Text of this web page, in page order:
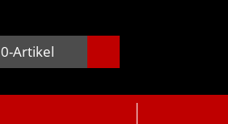
0-Artikel